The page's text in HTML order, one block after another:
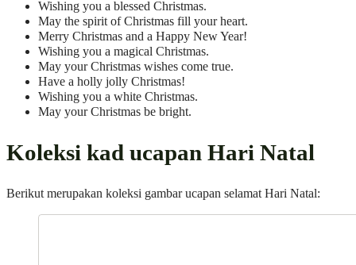
Wishing you a blessed Christmas.
May the spirit of Christmas fill your heart.
Merry Christmas and a Happy New Year!
Wishing you a magical Christmas.
May your Christmas wishes come true.
Have a holly jolly Christmas!
Wishing you a white Christmas.
May your Christmas be bright.
Koleksi kad ucapan Hari Natal
Berikut merupakan koleksi gambar ucapan selamat Hari Natal: